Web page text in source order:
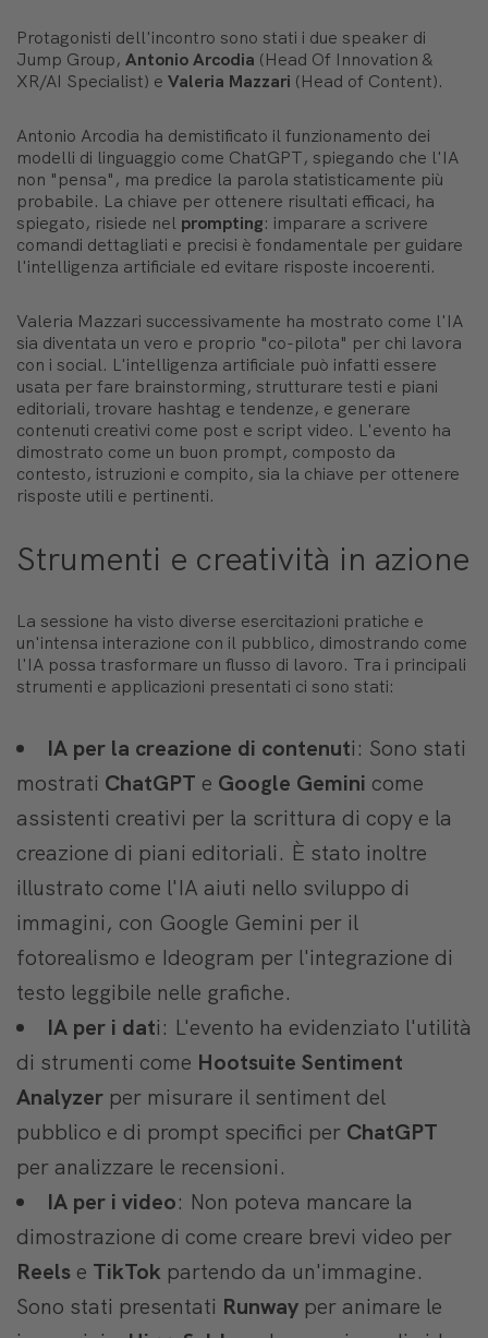
Protagonisti dell'incontro sono stati i due speaker di
Jump Group, Antonio Arcodia (Head Of Innovation &
XR/AI Specialist) e Valeria Mazzari (Head of Content).
Antonio Arcodia ha demistificato il funzionamento dei
modelli di linguaggio come ChatGPT, spiegando che l'IA
non "pensa", ma predice la parola statisticamente più
probabile. La chiave per ottenere risultati efficaci, ha
spiegato, risiede nel prompting: imparare a scrivere
comandi dettagliati e precisi è fondamentale per guidare
l'intelligenza artificiale ed evitare risposte incoerenti.
Valeria Mazzari successivamente ha mostrato come l'IA
sia diventata un vero e proprio "co-pilota" per chi lavora
con i social. L'intelligenza artificiale può infatti essere
usata per fare brainstorming, strutturare testi e piani
editoriali, trovare hashtag e tendenze, e generare
contenuti creativi come post e script video. L'evento ha
dimostrato come un buon prompt, composto da
contesto, istruzioni e compito, sia la chiave per ottenere
risposte utili e pertinenti.
Strumenti e creatività in azione
La sessione ha visto diverse esercitazioni pratiche e
un'intensa interazione con il pubblico, dimostrando come
l'IA possa trasformare un flusso di lavoro. Tra i principali
strumenti e applicazioni presentati ci sono stati:
IA per la creazione di contenuti: Sono stati
mostrati ChatGPT e Google Gemini come
assistenti creativi per la scrittura di copy e la
creazione di piani editoriali. È stato inoltre
illustrato come l'IA aiuti nello sviluppo di
immagini, con Google Gemini per il
fotorealismo e Ideogram per l'integrazione di
testo leggibile nelle grafiche.
IA per i dati: L'evento ha evidenziato l'utilità
di strumenti come Hootsuite Sentiment
Analyzer per misurare il sentiment del
pubblico e di prompt specifici per ChatGPT
per analizzare le recensioni.
IA per i video: Non poteva mancare la
dimostrazione di come creare brevi video per
Reels e TikTok partendo da un'immagine.
Sono stati presentati Runway per animare le